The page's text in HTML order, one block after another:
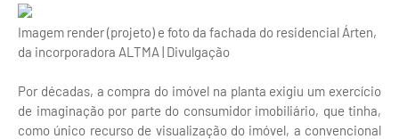
Imagem render (projeto) e foto da fachada do residencial Árten,
da incorporadora ALTMA | Divulgação
Por décadas, a compra do imóvel na planta exigiu um exercício
de imaginação por parte do consumidor imobiliário, que tinha,
como único recurso de visualização do imóvel, a convencional